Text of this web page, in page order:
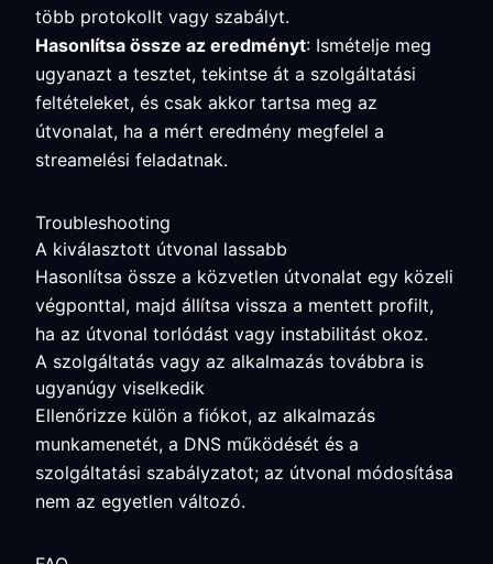
több protokollt vagy szabályt.
Hasonlítsa össze az eredményt: Ismételje meg
ugyanazt a tesztet, tekintse át a szolgáltatási
feltételeket, és csak akkor tartsa meg az
útvonalat, ha a mért eredmény megfelel a
streamelési feladatnak.
Troubleshooting
A kiválasztott útvonal lassabb
Hasonlítsa össze a közvetlen útvonalat egy közeli
végponttal, majd állítsa vissza a mentett profilt,
ha az útvonal torlódást vagy instabilitást okoz.
A szolgáltatás vagy az alkalmazás továbbra is
ugyanúgy viselkedik
Ellenőrizze külön a fiókot, az alkalmazás
munkamenetét, a DNS működését és a
szolgáltatási szabályzatot; az útvonal módosítása
nem az egyetlen változó.